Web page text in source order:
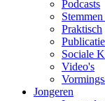
Podcasts
Praktisch
Sociale
Video's
Jongeren